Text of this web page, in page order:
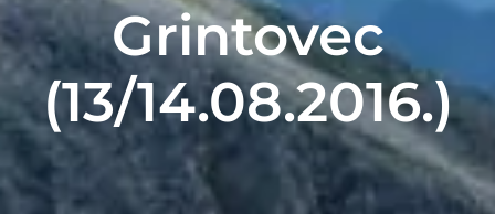
Grintovec
(13/14.08.2016.)